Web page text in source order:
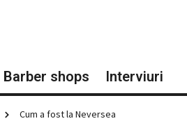
Barber shops Interviuri
Cum a fost la Neversea